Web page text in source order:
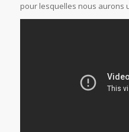
pour lesquelles nous aurons